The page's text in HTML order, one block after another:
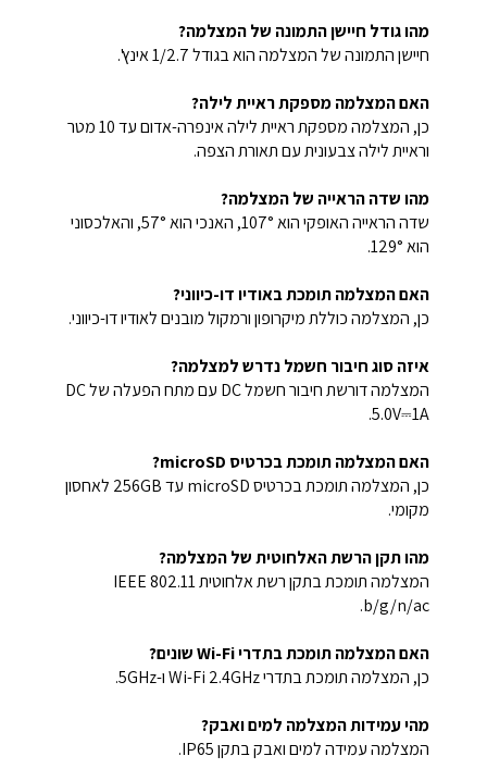
מהו גודל חיישן התמונה של המצלמה?
חיישן התמונה של המצלמה הוא בגודל 1/2.7 אינץ'.
האם המצלמה מספקת ראיית לילה?
כן, המצלמה מספקת ראיית לילה אינפרה-אדום עד 10 מטר
וראיית לילה צבעונית עם תאורת הצפה.
מהו שדה הראייה של המצלמה?
שדה הראייה האופקי הוא 107°, האנכי הוא 57°, והאלכסוני
הוא 129°.
האם המצלמה תומכת באודיו דו-כיווני?
כן, המצלמה כוללת מיקרופון ורמקול מובנים לאודיו דו-כיווני.
איזה סוג חיבור חשמל נדרש למצלמה?
המצלמה דורשת חיבור חשמל DC עם מתח הפעלה של DC
5.0V⎓1A.
האם המצלמה תומכת בכרטיס microSD?
כן, המצלמה תומכת בכרטיס microSD עד 256GB לאחסון
מקומי.
מהו תקן הרשת האלחוטית של המצלמה?
המצלמה תומכת בתקן רשת אלחוטית IEEE 802.11
b/g/n/ac.
האם המצלמה תומכת בתדרי Wi-Fi שונים?
כן, המצלמה תומכת בתדרי Wi-Fi 2.4GHz ו-5GHz.
מהי עמידות המצלמה למים ואבק?
המצלמה עמידה למים ואבק בתקן IP65.